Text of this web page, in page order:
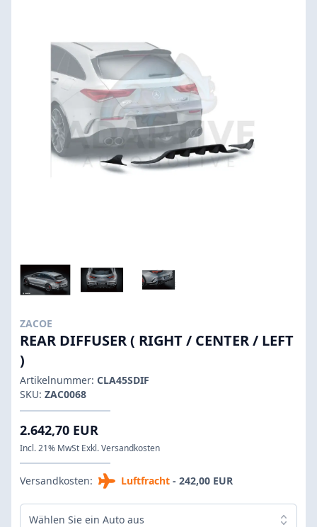
ZACOE
REAR DIFFUSER ( RIGHT / CENTER / LEFT
)
Artikelnummer: CLA45SDIF
SKU: ZAC0068
2.642,70 EUR
Incl. 21% MwSt Exkl. Versandkosten
Versandkosten: Luftfracht - 242,00 EUR
Wählen Sie ein Auto aus